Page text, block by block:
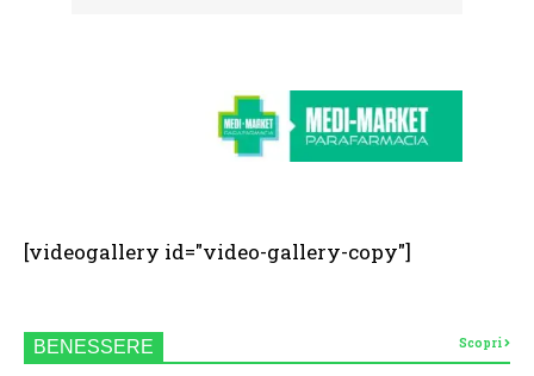
[videogallery id="video-gallery-copy"]
BENESSERE Scopri